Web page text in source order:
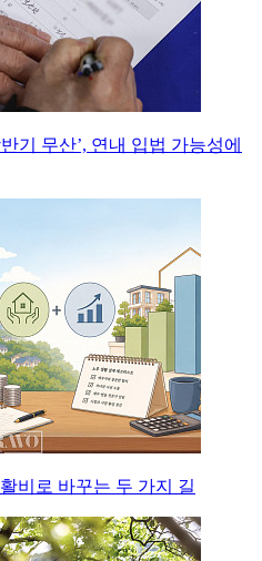
기 무산’, 연내 입법 가능성에
비로 바꾸는 두 가지 길